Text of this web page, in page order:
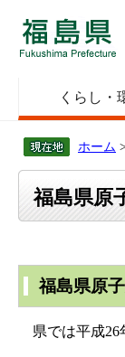
くらし・
ホーム
福島県原
福島県原
県では平成26